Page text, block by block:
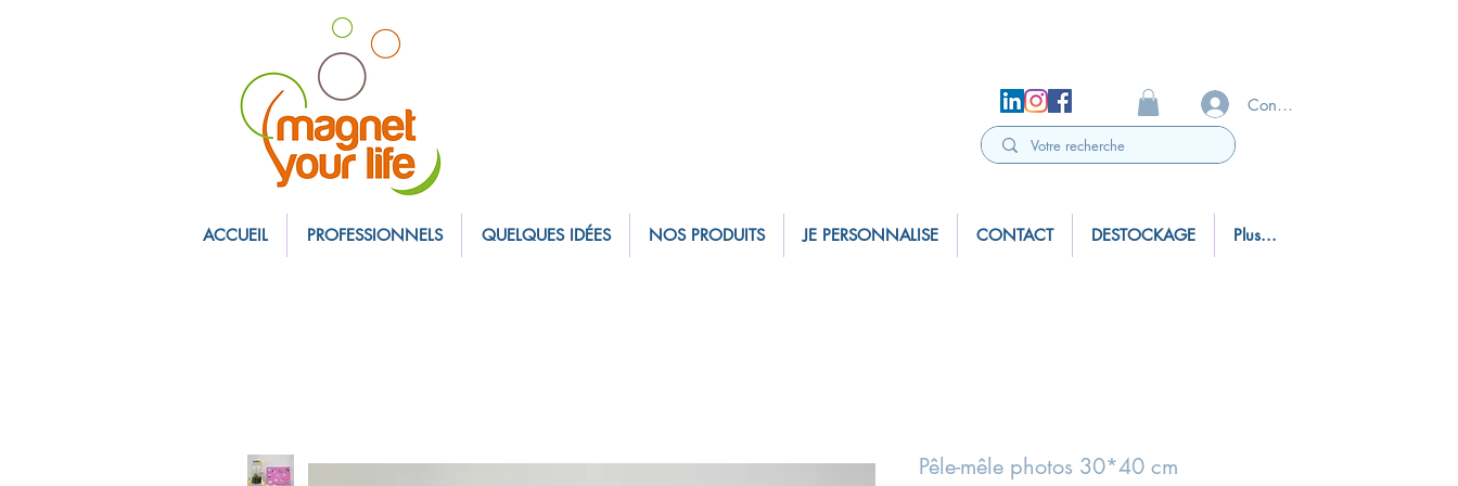
magnet personnalisé badges personnalisés fabriqués en France Connexion
ACCUEIL PROFESSIONNELS QUELQUES IDÉES NOS PRODUITS JE PERSONNALISE CONTACT DESTOCKAGE Plus...
Pêle-mêle photos 30*40 cm